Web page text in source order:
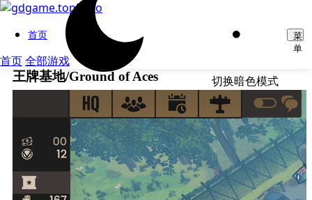
首页
首页全部游戏
切换暗色模式
菜
单
王牌基地/Ground of Aces